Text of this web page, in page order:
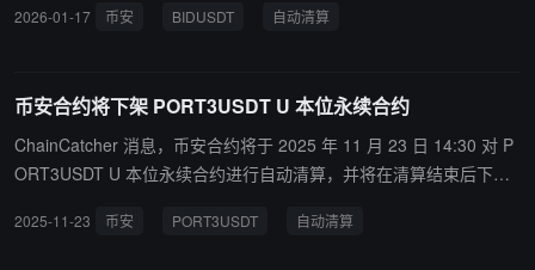
在停止交易前自行平仓，以避免头寸自动清算。
2026-01-17 币安 BIDUSDT 自动清算
币安合约将下架 PORT3USDT U 本位永续合约
ChainCatcher 消息，币安合约将于 2025 年 11 月 23 日 14:30 对 P
ORT3USDT U 本位永续合约进行自动清算，并将在清算结束后下架
位，建议用户在停止交易前自行平仓，以避免头寸自动清算。
2025-11-23 币安 PORT3USDT 自动清算